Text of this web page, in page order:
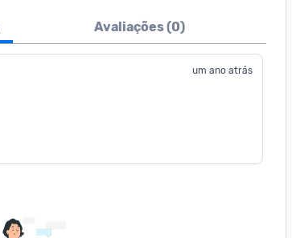
Avaliações (0)
um ano atrás